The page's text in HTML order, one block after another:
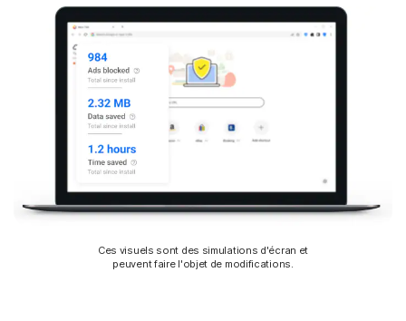
Ces visuels sont des simulations d'écran et
peuvent faire l'objet de modifications.